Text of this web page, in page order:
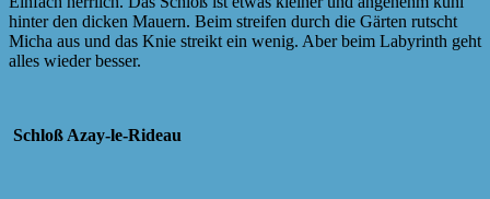
hinter den dicken Mauern. Beim streifen durch die Gärten rutscht
Micha aus und das Knie streikt ein wenig. Aber beim Labyrinth geht
alles wieder besser.
Schloß Azay-le-Rideau